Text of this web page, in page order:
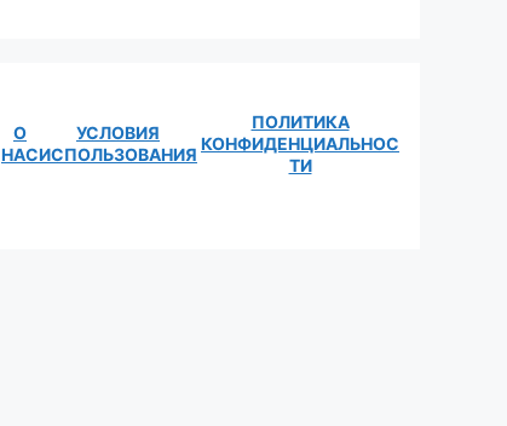
О
НАС
УСЛОВИЯ
ИСПОЛЬЗОВАНИЯ
ПОЛИТИКА
КОНФИДЕНЦИАЛЬНОС
ТИ